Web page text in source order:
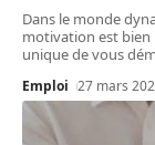
Dans le monde
motivation est bien
unique de vous
Emploi 27 mars